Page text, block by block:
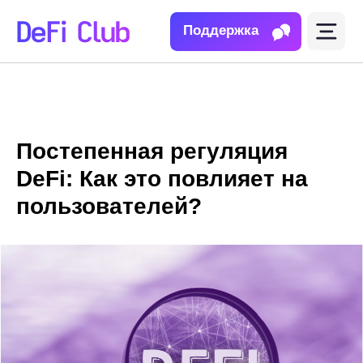
Поддержка
Постепенная регуляция
DeFi: Как это повлияет на
пользователей?